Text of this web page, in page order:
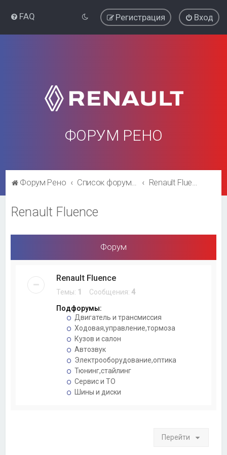
FAQ Вход
Регистрация
ФОРУМ РЕНО
Форум Рено Список форумов Renault Fluence
Renault Fluence
Форум
Renault Fluence
Темы: 1 Сообщения:4
Подфорумы:
Двигатель и трансмиссия
Ходовая,управление,тормоза
Кузов и салон
Автозвук
Электрооборудование,оптика
Тюнинг,стайлинг
Сервис и ТО
Шины и диски
Перейти